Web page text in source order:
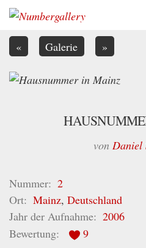
« Galerie »
von Daniel
Nummer
2
Ort
Mainz,Deutschland
Jahr der Aufnahme
2006
Bewertung
9